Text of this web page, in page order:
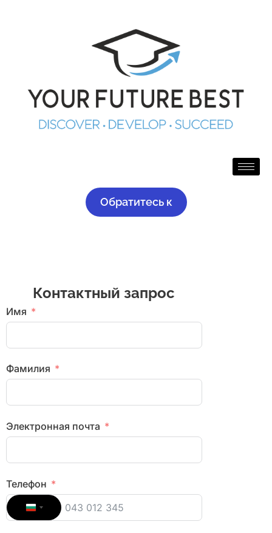
Обратитесь к
Контактный запрос
Имя
Фамилия
Электронная почта
Телефон
Bulgaria +359